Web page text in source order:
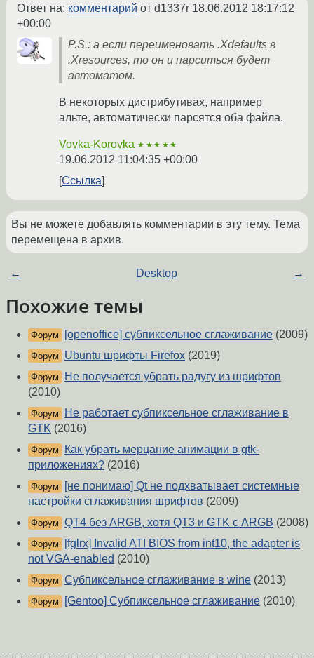
Ответ на: комментарий от d1337r 18.06.2012 18:17:12
+00:00
P.S.: а если переименовать .Xdefaults в
.Xresources, то он и парситься будет
автоматом.
В некоторых дистрибутивах, например
альте, автоматически парсятся оба файла.
Vovka-Korovka ★★★★★
19.06.2012 11:04:35 +00:00
Ссылка
Вы не можете добавлять комментарии в эту тему. Тема
перемещена в архив.
← Desktop →
Похожие темы
Форум [openoffice] субпиксельное сглаживание (2009)
Форум Ubuntu шрифты Firefox (2019)
Форум
Не получается убрать радугу из шрифтов
(2010)
Форум
Не работает субпиксельное сглаживание в
GTK (2016)
Форум
Как убрать мерцание анимации в gtk-
приложениях? (2016)
Форум
[не понимаю] Qt не подхватывает системные
настройки сглаживания шрифтов (2009)
Форум QT4 без ARGB, хотя QT3 и GTK с ARGB (2008)
Форум
[fglrx] Invalid ATI BIOS from int10, the adapter is
not VGA-enabled (2010)
Форум Субпиксельное сглаживание в wine (2013)
Форум [Gentoo] Субпиксельное сглаживание (2010)